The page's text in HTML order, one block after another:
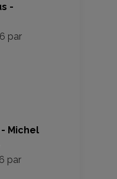
-
par
Michel
par